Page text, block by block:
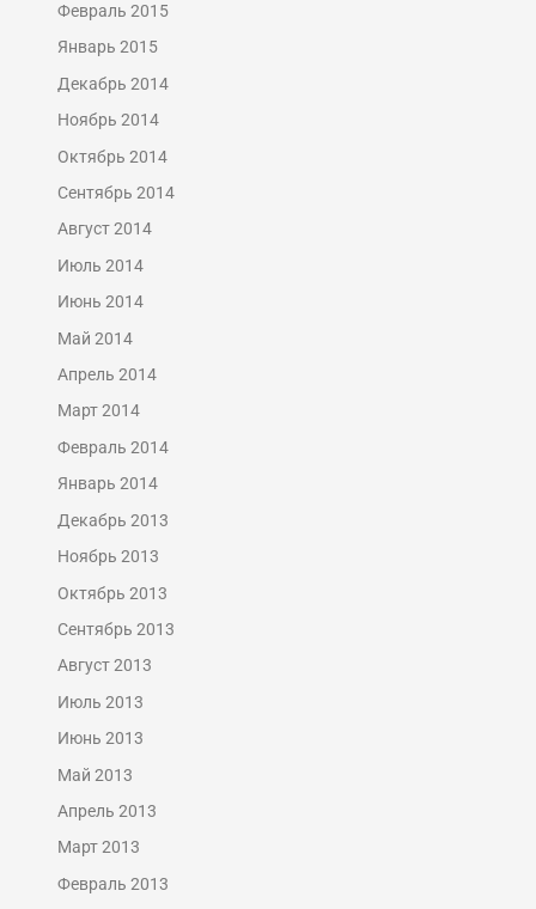
Февраль 2015
Январь 2015
Декабрь 2014
Ноябрь 2014
Октябрь 2014
Сентябрь 2014
Август 2014
Июль 2014
Июнь 2014
Май 2014
Апрель 2014
Март 2014
Февраль 2014
Январь 2014
Декабрь 2013
Ноябрь 2013
Октябрь 2013
Сентябрь 2013
Август 2013
Июль 2013
Июнь 2013
Май 2013
Апрель 2013
Март 2013
Февраль 2013